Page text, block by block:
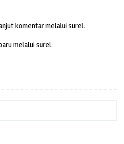
komentar melalui surel.
melalui surel.